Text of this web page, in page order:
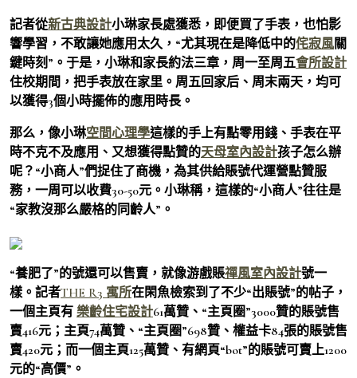
記者從新古典設計小琳家長處獲悉，即便買了手表，也怕影
響學習，不敢讓她應用太久，“尤其現在是降低中的侘寂風關
鍵時刻”。于是，小琳和家長約法三章，周一至周五會所設計
住校期間，把手表放在家里。周五回家后、周末兩天，均可
以獲得3個小時擺佈的應用時長。
那么，像小琳空間心理學這樣的手上有點零用錢、手表在平
時不克不及應用、又想獲得點贊的天母室內設計孩子怎么辦
呢？“小商人”們捉住了商機，為其供給賬號代運營點贊服
務，一周可以收費30-50元。小琳稱，這樣的“小商人”往往是
“家教沒那么嚴格的同齡人”。
“養肥了”的號還可以售賣，就像游戲賬禪風室內設計號一
樣。記者THE R3 寓所在閑魚檢索到了不少“出賬號”的帖子，
一個主頁有 樂齡住宅設計61萬贊、“主頁圈”3000贊的賬號售
賣416元；主頁74萬贊、“主頁圈”698贊、權益卡84張的賬號售
賣420元；而一個主頁125萬贊、有網頁“bot”的賬號可賣上1200
元的“高價”。